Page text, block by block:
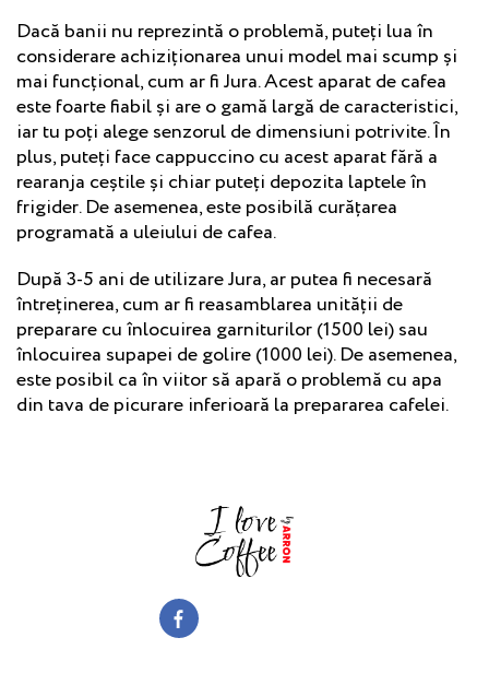
Dacă banii nu reprezintă o problemă, puteți lua în
considerare achiziționarea unui model mai scump și
mai funcțional, cum ar fi Jura. Acest aparat de cafea
este foarte fiabil și are o gamă largă de caracteristici,
iar tu poți alege senzorul de dimensiuni potrivite. În
plus, puteți face cappuccino cu acest aparat fără a
rearanja ceștile și chiar puteți depozita laptele în
frigider. De asemenea, este posibilă curățarea
programată a uleiului de cafea.
După 3-5 ani de utilizare Jura, ar putea fi necesară
întreținerea, cum ar fi reasamblarea unității de
preparare cu înlocuirea garniturilor (1500 lei) sau
înlocuirea supapei de golire (1000 lei). De asemenea,
este posibil ca în viitor să apară o problemă cu apa
din tava de picurare inferioară la prepararea cafelei.